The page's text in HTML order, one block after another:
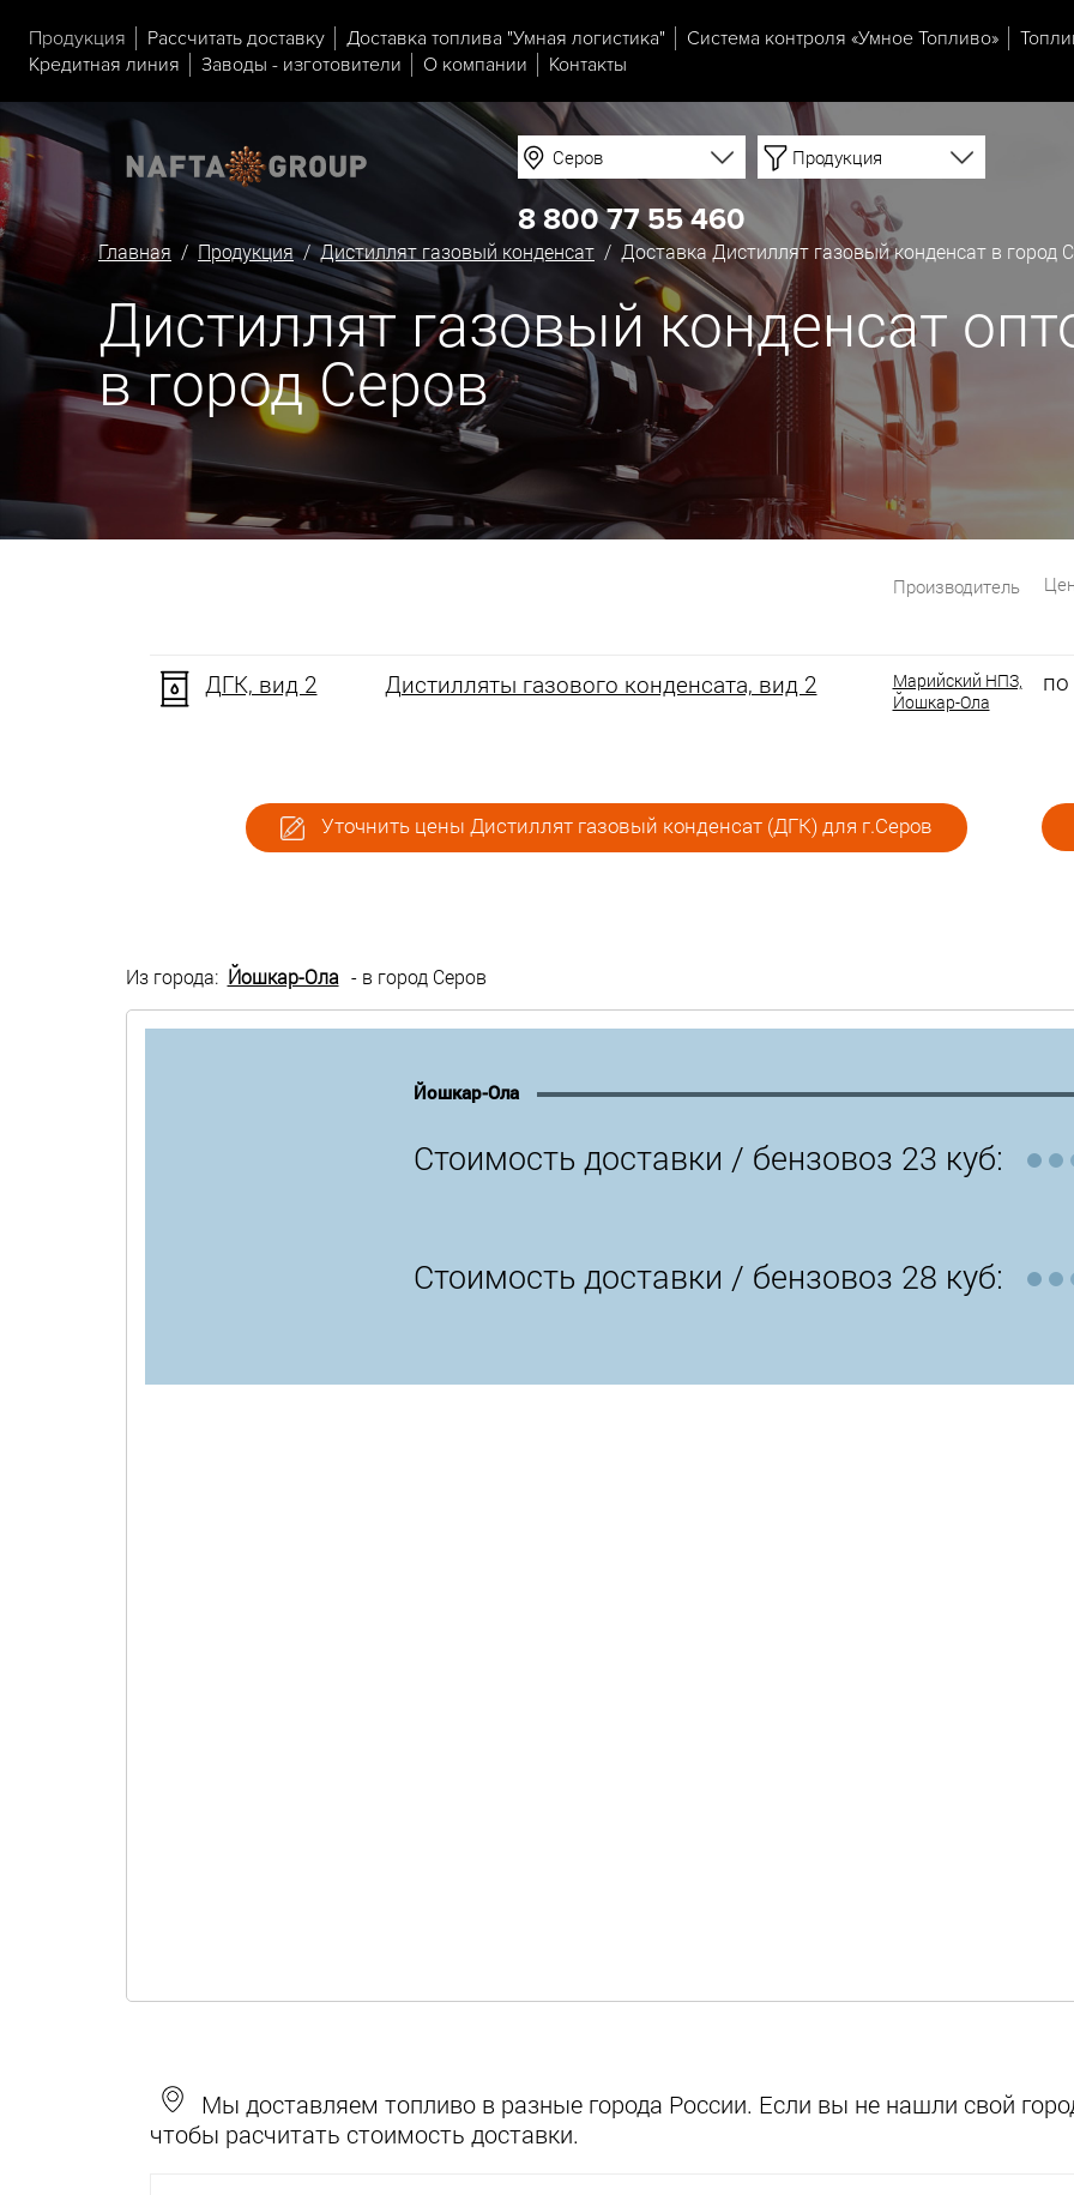
Продукция Рассчитать доставку Доставка топлива "Умная логистика" Система контроля «Умное Топливо»
Кредитная линия
Заводы - изготовители О компании Контакты
Серов Продукция
8 800 77 55 460
Главная / Продукция/Дистиллят газовый конденсат / Доставка Дистиллят газовый конденсат в город
Дистиллят газовый конденсат
в город Серов
Производитель
ДГК, вид 2 Дистилляты газового конденсата, вид 2
Марийский НПЗ,
Йошкар-Ола
Уточнить цены Дистиллят газовый конденсат (ДГК) для г.Серов
Из города: Йошкар-Ола - в город Серов
Йошкар-Ола
Стоимость доставки / бензовоз 23 куб:
Стоимость доставки / бензовоз 28 куб:
Мы доставляем топливо в разные города России. Если вы не нашли свой
чтобы расчитать стоимость доставки.